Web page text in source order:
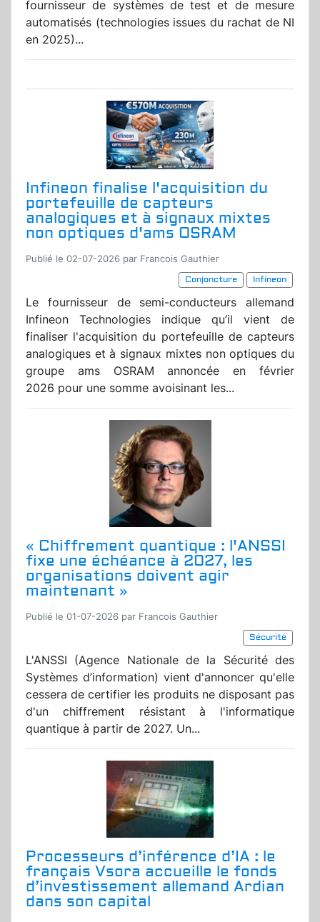
fournisseur de systèmes de test et de mesure
automatisés (technologies issues du rachat de NI
en 2025)...
Infineon finalise l'acquisition du
portefeuille de capteurs
analogiques et à signaux mixtes
non optiques d'ams OSRAM
Publié le 02-07-2026 par Francois Gauthier
Conjoncture
Infineon
Le fournisseur de semi-conducteurs allemand
Infineon Technologies indique qu’il vient de
finaliser l'acquisition du portefeuille de capteurs
analogiques et à signaux mixtes non optiques du
groupe ams OSRAM annoncée en février
2026 pour une somme avoisinant les...
« Chiffrement quantique : l'ANSSI
fixe une échéance à 2027, les
organisations doivent agir
maintenant »
Publié le 01-07-2026 par Francois Gauthier
Sécurité
L'ANSSI (Agence Nationale de la Sécurité des
Systèmes d’information) vient d'annoncer qu'elle
cessera de certifier les produits ne disposant pas
d'un chiffrement résistant à l'informatique
quantique à partir de 2027. Un...
Processeurs d’inférence d’IA : le
français Vsora accueille le fonds
d’investissement allemand Ardian
dans son capital